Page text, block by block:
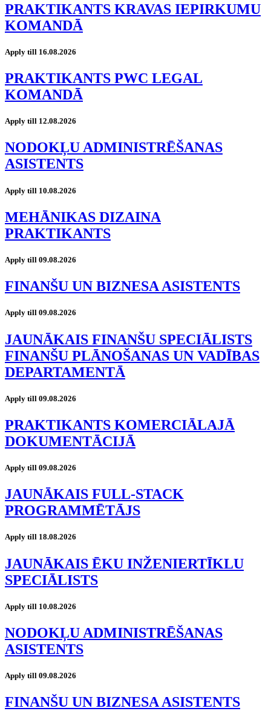
PRAKTIKANTS KRAVAS IEPIRKUMU
KOMANDĀ
Apply till 16.08.2026
PRAKTIKANTS PWC LEGAL
KOMANDĀ
Apply till 12.08.2026
NODOKĻU ADMINISTRĒŠANAS
ASISTENTS
Apply till 10.08.2026
MEHĀNIKAS DIZAINA
PRAKTIKANTS
Apply till 09.08.2026
FINANŠU UN BIZNESA ASISTENTS
Apply till 09.08.2026
JAUNĀKAIS FINANŠU SPECIĀLISTS
FINANŠU PLĀNOŠANAS UN VADĪBAS
DEPARTAMENTĀ
Apply till 09.08.2026
PRAKTIKANTS KOMERCIĀLAJĀ
DOKUMENTĀCIJĀ
Apply till 09.08.2026
JAUNĀKAIS FULL-STACK
PROGRAMMĒTĀJS
Apply till 18.08.2026
JAUNĀKAIS ĒKU INŽENIERTĪKLU
SPECIĀLISTS
Apply till 10.08.2026
NODOKĻU ADMINISTRĒŠANAS
ASISTENTS
Apply till 09.08.2026
FINANŠU UN BIZNESA ASISTENTS